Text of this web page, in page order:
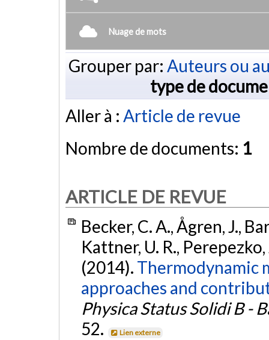
Nuage de mots
Grouper par: Auteurs ou
type de
Aller à : Article de revue
Nombre de documents: 1
ARTICLE DE REVUE
Becker, C. A., Ågren, J.,
Kattner, U. R.,
(2014). Thermodynamic
approaches and
Physica Status Solidi B -
52.
Lien externe